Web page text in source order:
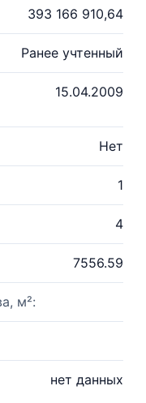
393 166 910,64
Ранее учтенный
15.04.2009
Нет
1
4
7556.59
м²:
нет данных